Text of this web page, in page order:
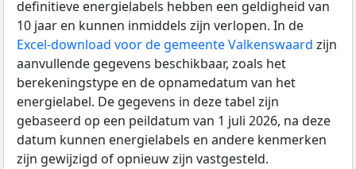
definitieve energielabels hebben een geldigheid van
10 jaar en kunnen inmiddels zijn verlopen. In de
Excel-download voor de gemeente Valkenswaard zijn
aanvullende gegevens beschikbaar, zoals het
berekeningstype en de opnamedatum van het
energielabel. De gegevens in deze tabel zijn
gebaseerd op een peildatum van 1 juli 2026, na deze
datum kunnen energielabels en andere kenmerken
zijn gewijzigd of opnieuw zijn vastgesteld.